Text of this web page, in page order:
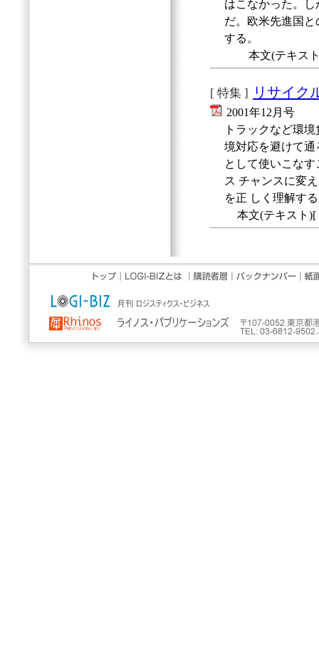
はこなかった。
だ。欧米先進国
する。
本文(テキス
[ 特集 ] リサイク
2001年12月号
トラックなど環
境対応を避けて通
として使いこな
ス チャンスに変
を正 しく理解す
本文(テキスト)[